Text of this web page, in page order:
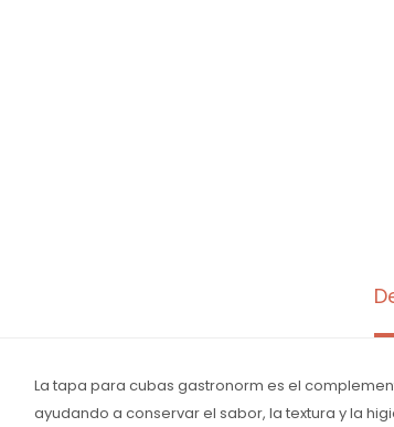
La tapa para cubas gastronorm es el
ayudando a conservar el sabor, la textura y la